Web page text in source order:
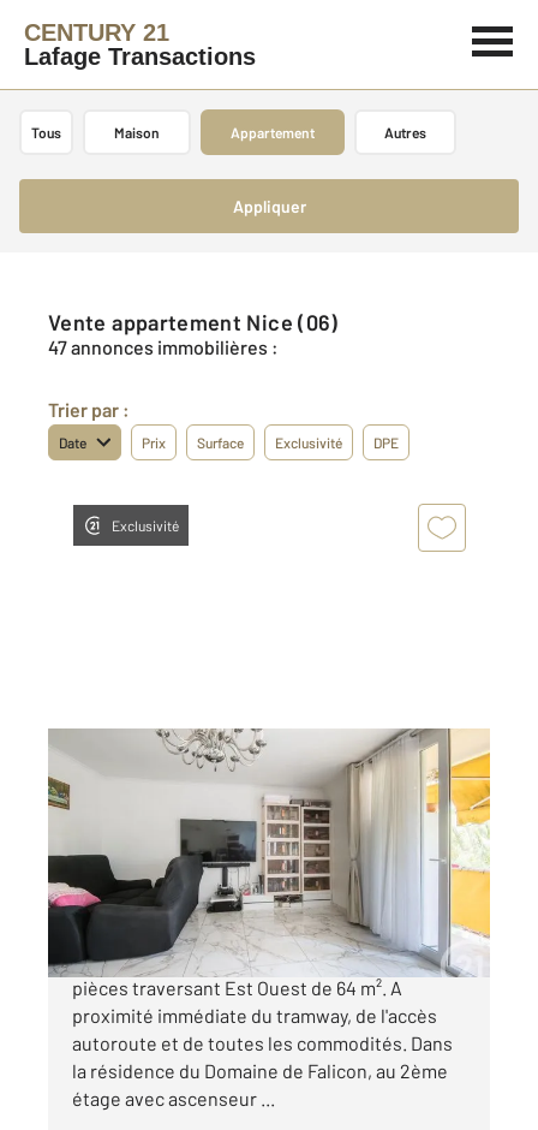
CENTURY 21
Lafage Transactions
Tous Maison Appartement Autres
Appliquer
Vente appartement Nice (06)
47 annonces immobilières :
Trier par :
Date Prix Surface Exclusivité DPE
Exclusivité
NICE 06
Appartement F3 à vendre
220 000 €
NICE NORD - LE RAY Appartement climatisé 3
pièces traversant Est Ouest de 64 m². A
proximité immédiate du tramway, de l'accès
autoroute et de toutes les commodités. Dans
la résidence du Domaine de Falicon, au 2ème
étage avec ascenseur ...